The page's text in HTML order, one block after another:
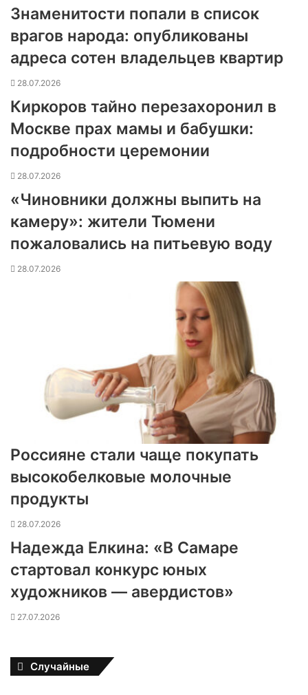
Знаменитости попали в список
врагов народа: опубликованы
адреса сотен владельцев квартир
28.07.2026
Киркоров тайно перезахоронил в
Москве прах мамы и бабушки:
подробности церемонии
28.07.2026
«Чиновники должны выпить на
камеру»: жители Тюмени
пожаловались на питьевую воду
28.07.2026
Россияне стали чаще покупать
высокобелковые молочные
продукты
28.07.2026
Надежда Елкина: «В Самаре
стартовал конкурс юных
художников — авердистов»
27.07.2026
Случайные